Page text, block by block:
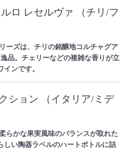
ロ レセルヴァ （チリ/フ
ーズは、チリの銘醸地コルチャグア
品。チェリーなどの複雑な香りが立
ンです。
ション （イタリア/ミデ
らかな果実風味のバランスが取れた
しい陶器ラベルのハートボトルに詰